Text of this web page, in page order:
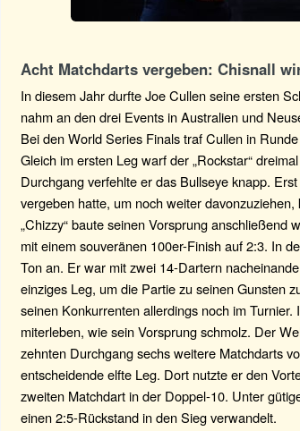
Acht Matchdarts vergeben: Chisnall
In diesem Jahr durfte Joe Cullen seine ersten
nahm an den drei Events in Australien und
Bei den World Series Finals traf Cullen in
Gleich im ersten Leg warf der „Rockstar“
Durchgang verfehlte er das Bullseye knapp.
vergeben hatte, um noch weiter
„Chizzy“ baute seinen Vorsprung
mit einem souveränen 100er-Finish auf 2:3. In
Ton an. Er war mit zwei 14-Dartern
einziges Leg, um die Partie zu seinen Gunsten
seinen Konkurrenten allerdings noch im
miterleben, wie sein Vorsprung schmolz. Der
zehnten Durchgang sechs weitere Matchdarts
entscheidende elfte Leg. Dort nutzte er den
zweiten Matchdart in der Doppel-10. Unter
einen 2:5-Rückstand in den Sieg verwandelt.